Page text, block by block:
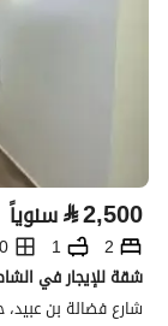
⃁2,500 سنوياً
2
1
شقة للإيجار في
شارع فضالة بن